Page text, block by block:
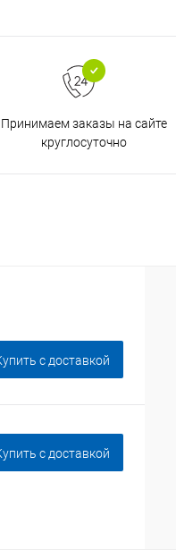
Принимаем заказы на сайте
круглосуточно
c доставкой
c доставкой